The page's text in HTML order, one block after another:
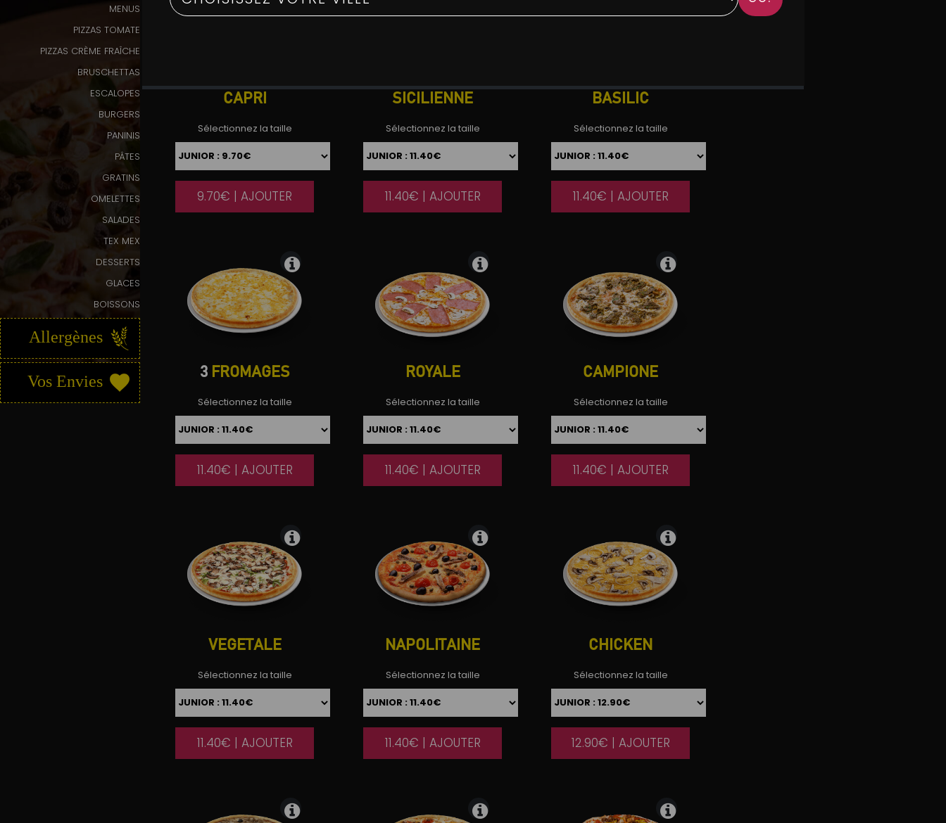
Programme
De
Vos
Avis
Zones
Livraison
MENUS
PIZZAS TOMATE
PIZZAS CRÈME FRAÎCHE
BRUSCHETTAS
ESCALOPES
BURGERS
PANINIS
PÂTES
GRATINS
OMELETTES
SALADES
TEX MEX
DESSERTS
GLACES
BOISSONS
Allergènes
Vos Envies
CAPRI
Sélectionnez la taille
|
9.70€ | AJOUTER
SICILIENNE
Sélectionnez la taille
|
11.40€ | AJOUTER
BASILIC
Sélectionnez la taille
|
11.40€ | AJOUTER
3 FROMAGES
Sélectionnez la taille
|
11.40€ | AJOUTER
ROYALE
Sélectionnez la taille
|
11.40€ | AJOUTER
CAMPIONE
Sélectionnez la taille
|
11.40€ | AJOUTER
VEGETALE
Sélectionnez la taille
|
11.40€ | AJOUTER
NAPOLITAINE
Sélectionnez la taille
|
11.40€ | AJOUTER
CHICKEN
Sélectionnez la taille
|
12.90€ | AJOUTER